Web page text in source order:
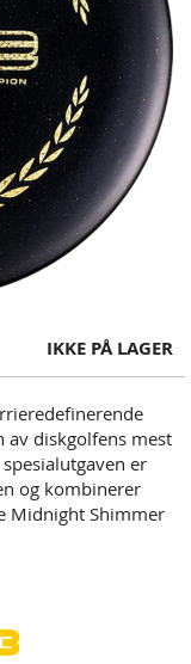
IKKE PÅ LAGER
av diskgolfens mest
er
og kombinerer
Midnight Shimmer